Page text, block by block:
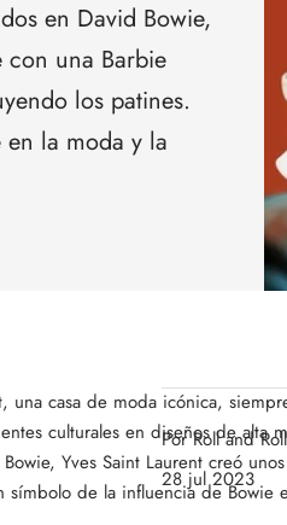
en David Bowie,
con una Barbie
los patines.
en la moda y la
Por Roll and
28 jul 2023
una casa de moda icónica,
culturales en diseños de alta
Yves Saint Laurent creó
símbolo de la influencia de Bowie